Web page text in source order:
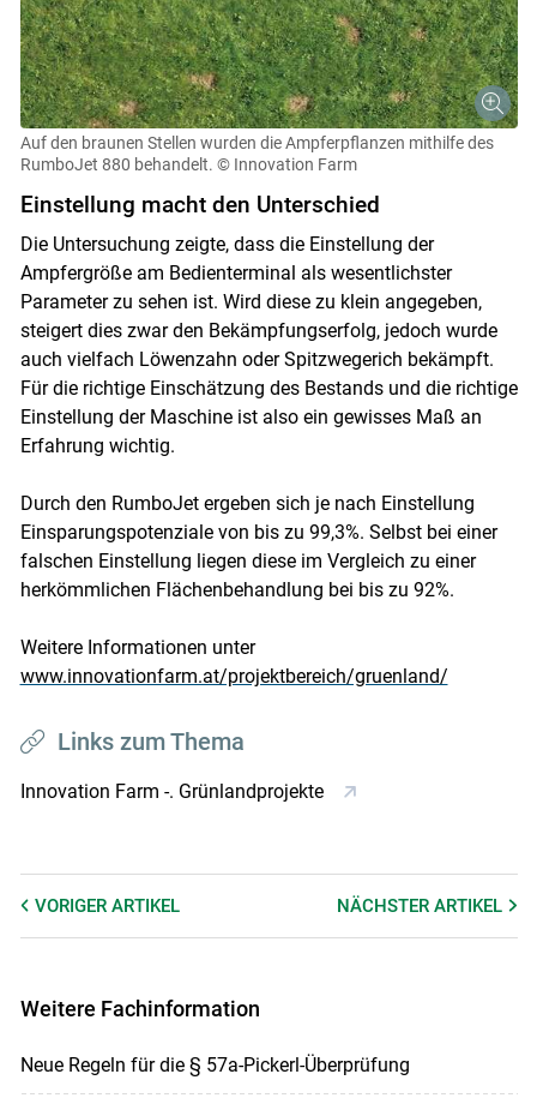
Auf den braunen Stellen wurden die Ampferpflanzen mithilfe des
RumboJet 880 behandelt. © Innovation Farm
Einstellung macht den Unterschied
Die Untersuchung zeigte, dass die Einstellung der
Ampfergröße am Bedienterminal als wesentlichster
Parameter zu sehen ist. Wird diese zu klein angegeben,
steigert dies zwar den Bekämpfungserfolg, jedoch wurde
auch vielfach Löwenzahn oder Spitzwegerich bekämpft.
Für die richtige Einschätzung des Bestands und die richtige
Einstellung der Maschine ist also ein gewisses Maß an
Erfahrung wichtig.
Durch den RumboJet ergeben sich je nach Einstellung
Einsparungspotenziale von bis zu 99,3%. Selbst bei einer
falschen Einstellung liegen diese im Vergleich zu einer
herkömmlichen Flächenbehandlung bei bis zu 92%.
Weitere Informationen unter
www.innovationfarm.at/projektbereich/gruenland/
Links zum Thema
Innovation Farm -. Grünlandprojekte
VORIGER ARTIKEL NÄCHSTERARTIKEL
Weitere Fachinformation
Neue Regeln für die § 57a-Pickerl-Überprüfung